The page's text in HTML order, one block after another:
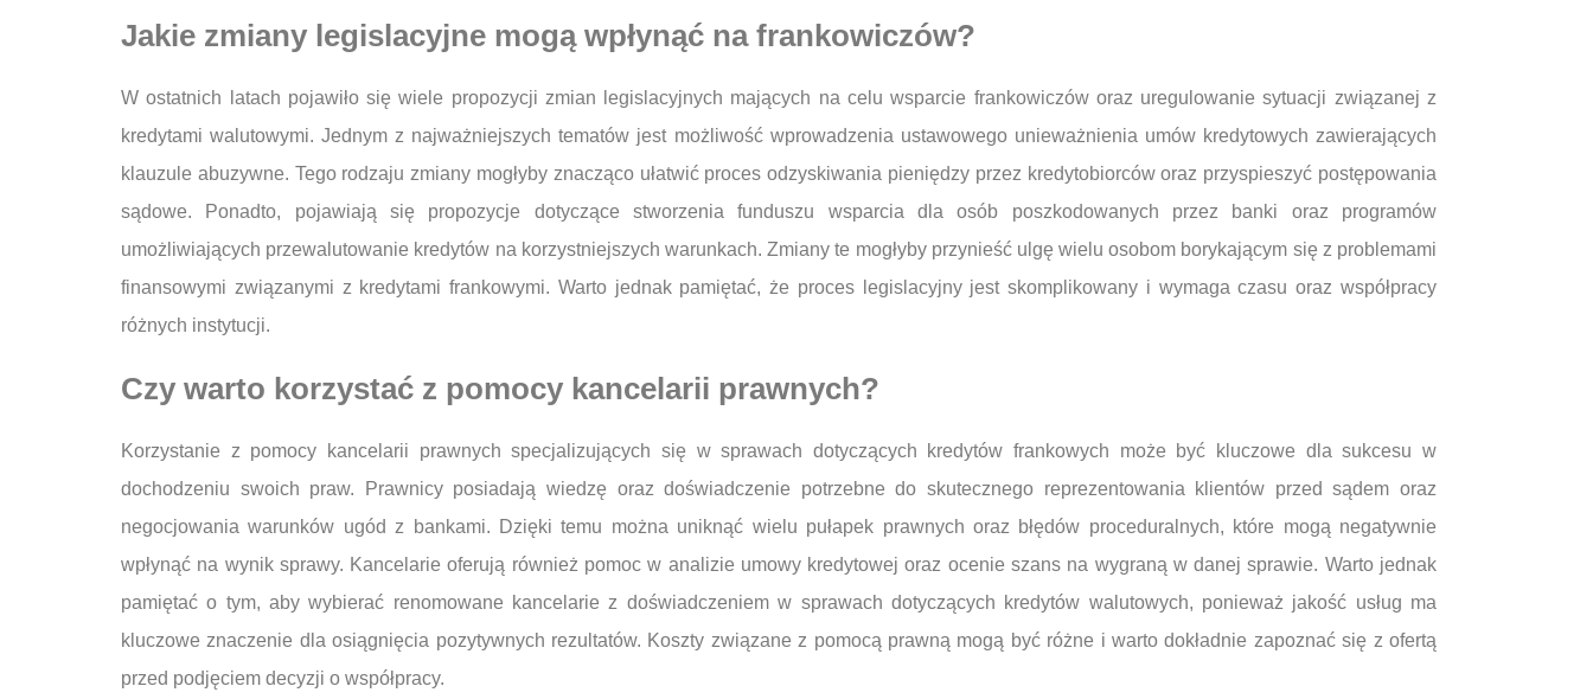
Jakie zmiany legislacyjne mogą wpłynąć na frankowiczów?
W ostatnich latach pojawiło się wiele propozycji zmian legislacyjnych mających na celu wsparcie frankowiczów oraz uregulowanie sytuacji związanej z
kredytami walutowymi. Jednym z najważniejszych tematów jest możliwość wprowadzenia ustawowego unieważnienia umów kredytowych zawierających
klauzule abuzywne. Tego rodzaju zmiany mogłyby znacząco ułatwić proces odzyskiwania pieniędzy przez kredytobiorców oraz przyspieszyć postępowania
sądowe. Ponadto, pojawiają się propozycje dotyczące stworzenia funduszu wsparcia dla osób poszkodowanych przez banki oraz programów
umożliwiających przewalutowanie kredytów na korzystniejszych warunkach. Zmiany te mogłyby przynieść ulgę wielu osobom borykającym się z problemami
finansowymi związanymi z kredytami frankowymi. Warto jednak pamiętać, że proces legislacyjny jest skomplikowany i wymaga czasu oraz współpracy
różnych instytucji.
Czy warto korzystać z pomocy kancelarii prawnych?
Korzystanie z pomocy kancelarii prawnych specjalizujących się w sprawach dotyczących kredytów frankowych może być kluczowe dla sukcesu w
dochodzeniu swoich praw. Prawnicy posiadają wiedzę oraz doświadczenie potrzebne do skutecznego reprezentowania klientów przed sądem oraz
negocjowania warunków ugód z bankami. Dzięki temu można uniknąć wielu pułapek prawnych oraz błędów proceduralnych, które mogą negatywnie
wpłynąć na wynik sprawy. Kancelarie oferują również pomoc w analizie umowy kredytowej oraz ocenie szans na wygraną w danej sprawie. Warto jednak
pamiętać o tym, aby wybierać renomowane kancelarie z doświadczeniem w sprawach dotyczących kredytów walutowych, ponieważ jakość usług ma
kluczowe znaczenie dla osiągnięcia pozytywnych rezultatów. Koszty związane z pomocą prawną mogą być różne i warto dokładnie zapoznać się z ofertą
przed podjęciem decyzji o współpracy.